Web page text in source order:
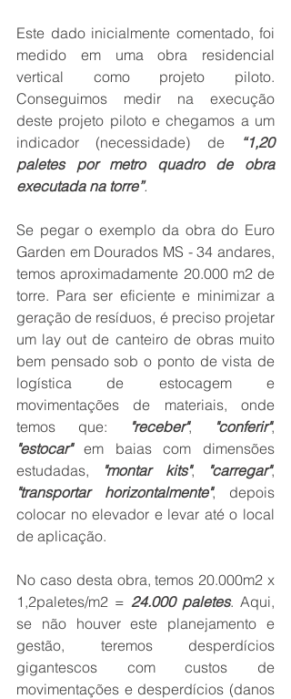
Este dado inicialmente comentado, foi
medido em uma obra residencial
vertical como projeto piloto.
Conseguimos medir na execução
deste projeto piloto e chegamos a um
indicador (necessidade) de
“1,20
paletes por metro quadro de obra
executada na torre”.
Se pegar o exemplo da obra do Euro
Garden em Dourados MS - 34 andares,
temos aproximadamente 20.000 m2 de
torre. Para ser eficiente e minimizar a
geração de resíduos, é preciso projetar
um lay out de canteiro de obras muito
bem pensado sob o ponto de vista de
logística de estocagem e
movimentações de materiais, onde
temos que:
"receber", "conferir"
"estocar" em baias com dimensões
estudadas,
"montar kits", "carregar"
"transportar horizontalmente", depois
colocar no elevador e levar até o local
de aplicação.
No caso desta obra, temos 20.000m2 x
1,2paletes/m2 = 24.000 paletes. Aqui,
se não houver este planejamento e
gestão, teremos desperdícios
gigantescos com custos de
movimentações e desperdícios (danos